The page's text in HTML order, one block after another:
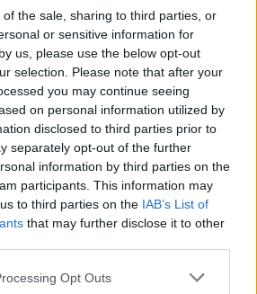
the sale, sharing to third parties, or
or sensitive information for
us, please use the below opt-out
selection. Please note that after your
you may continue seeing
on personal information utilized by
disclosed to third parties prior to
separately opt-out of the further
information by third parties on the
participants. This information may
to third parties on the IAB’s List of
that may further disclose it to other
app uses one or more Google
Opt Outs
(GIGN). Le suspect, arrêté après
est décédé.
été blessés lors de l’arrestation. Le
Gérald Darmanin s’est rendu sur